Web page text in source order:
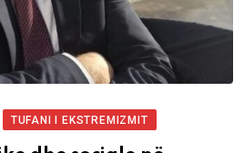
TUFANI I EKSTREMIZMIT